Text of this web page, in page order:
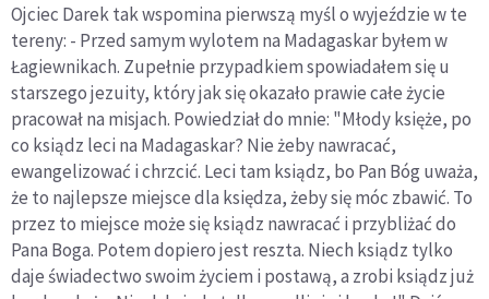
Ojciec Darek tak wspomina pierwszą myśl o wyjeździe w te
tereny: - Przed samym wylotem na Madagaskar byłem w
Łagiewnikach. Zupełnie przypadkiem spowiadałem się u
starszego jezuity, który jak się okazało prawie całe życie
pracował na misjach. Powiedział do mnie: "Młody księże, po
co ksiądz leci na Madagaskar? Nie żeby nawracać,
ewangelizować i chrzcić. Leci tam ksiądz, bo Pan Bóg uważa,
że to najlepsze miejsce dla księdza, żeby się móc zbawić. To
przez to miejsce może się ksiądz nawracać i przybliżać do
Pana Boga. Potem dopiero jest reszta. Niech ksiądz tylko
daje świadectwo swoim życiem i postawą, a zrobi ksiądz już